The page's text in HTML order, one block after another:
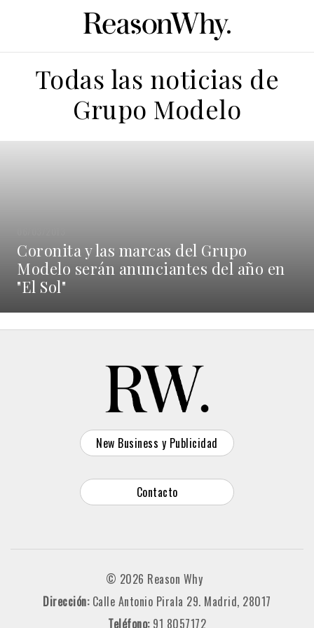
Todas las noticias de
Grupo Modelo
Coronita y las marcas del Grupo
Modelo serán anunciantes del año en
"El Sol"
New Business y Publicidad
Contacto
© 2026 Reason Why
Dirección: Calle Antonio Pirala 29. Madrid, 28017
Teléfono: 91 8057172